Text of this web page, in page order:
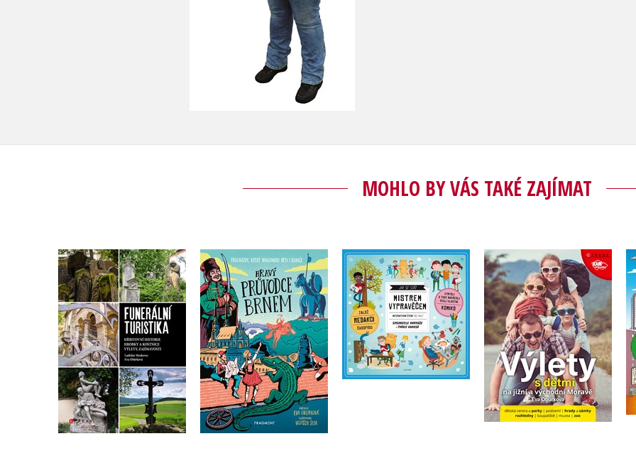
MOHLO BY VÁS TAKÉ ZAJÍMAT
Funerální turistika
Eva Obůrková
,
Ladislav Hoskovec
Do košíku
449 Kč
359 Kč
Hravý průvodce Brnem
Eva Obůrková
Do košíku
399 Kč
319 Kč
Jak se stát mistrem
vypravěčem
Eva Obůrková
,
Petra Bartíková
Výlety s dětmi na jižní
a východní Moravě
Eva Obůrková
Do košíku
299 Kč
239 Kč